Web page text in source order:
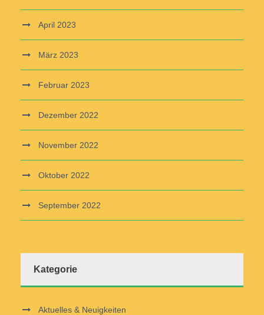
April 2023
März 2023
Februar 2023
Dezember 2022
November 2022
Oktober 2022
September 2022
Kategorie
Aktuelles & Neuigkeiten